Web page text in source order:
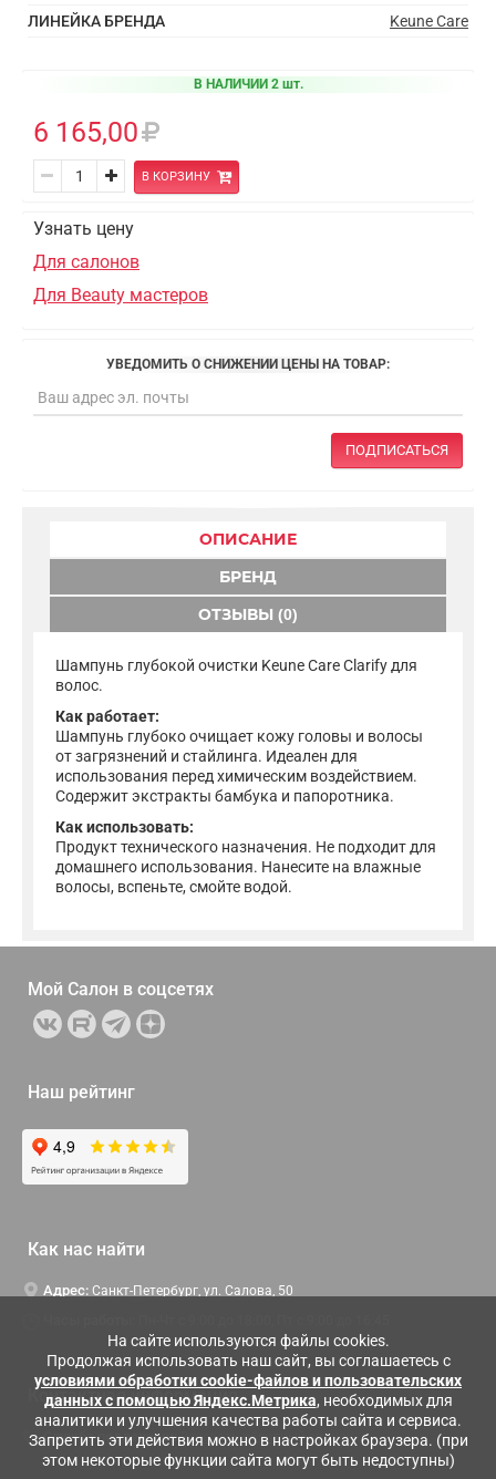
На сайте используются файлы cookies.
Продолжая использовать наш сайт, вы соглашаетесь с
условиями обработки cookie-файлов и пользовательских
данных с помощью Яндекс.Метрика, необходимых для
аналитики и улучшения качества работы сайта и сервиса.
Запретить эти действия можно в настройках браузера. (при
этом некоторые функции сайта могут быть недоступны)
ЛИНЕЙКА БРЕНДА
Keune Care
В НАЛИЧИИ 2 шт.
6 165,00
В КОРЗИНУ
Узнать цену
Для салонов
Для Beauty мастеров
УВЕДОМИТЬ О СНИЖЕНИИ ЦЕНЫ НА ТОВАР:
ПОДПИСАТЬСЯ
ОПИСАНИЕ
БРЕНД
ОТЗЫВЫ (0)
Шампунь глубокой очистки Keune Care Clarify для
волос.
Как работает:
Шампунь глубоко очищает кожу головы и волосы
от загрязнений и стайлинга. Идеален для
использования перед химическим воздействием.
Содержит экстракты бамбука и папоротника.
Как использовать:
Продукт технического назначения. Не подходит для
домашнего использования. Нанесите на влажные
волосы, вспеньте, смойте водой.
Мой Салон в соцсетях
Наш рейтинг
Как нас найти
Адрес: Санкт-Петербург, ул. Салова, 50
Контактная информация
Служба поддержки: Заказать обратный звонок